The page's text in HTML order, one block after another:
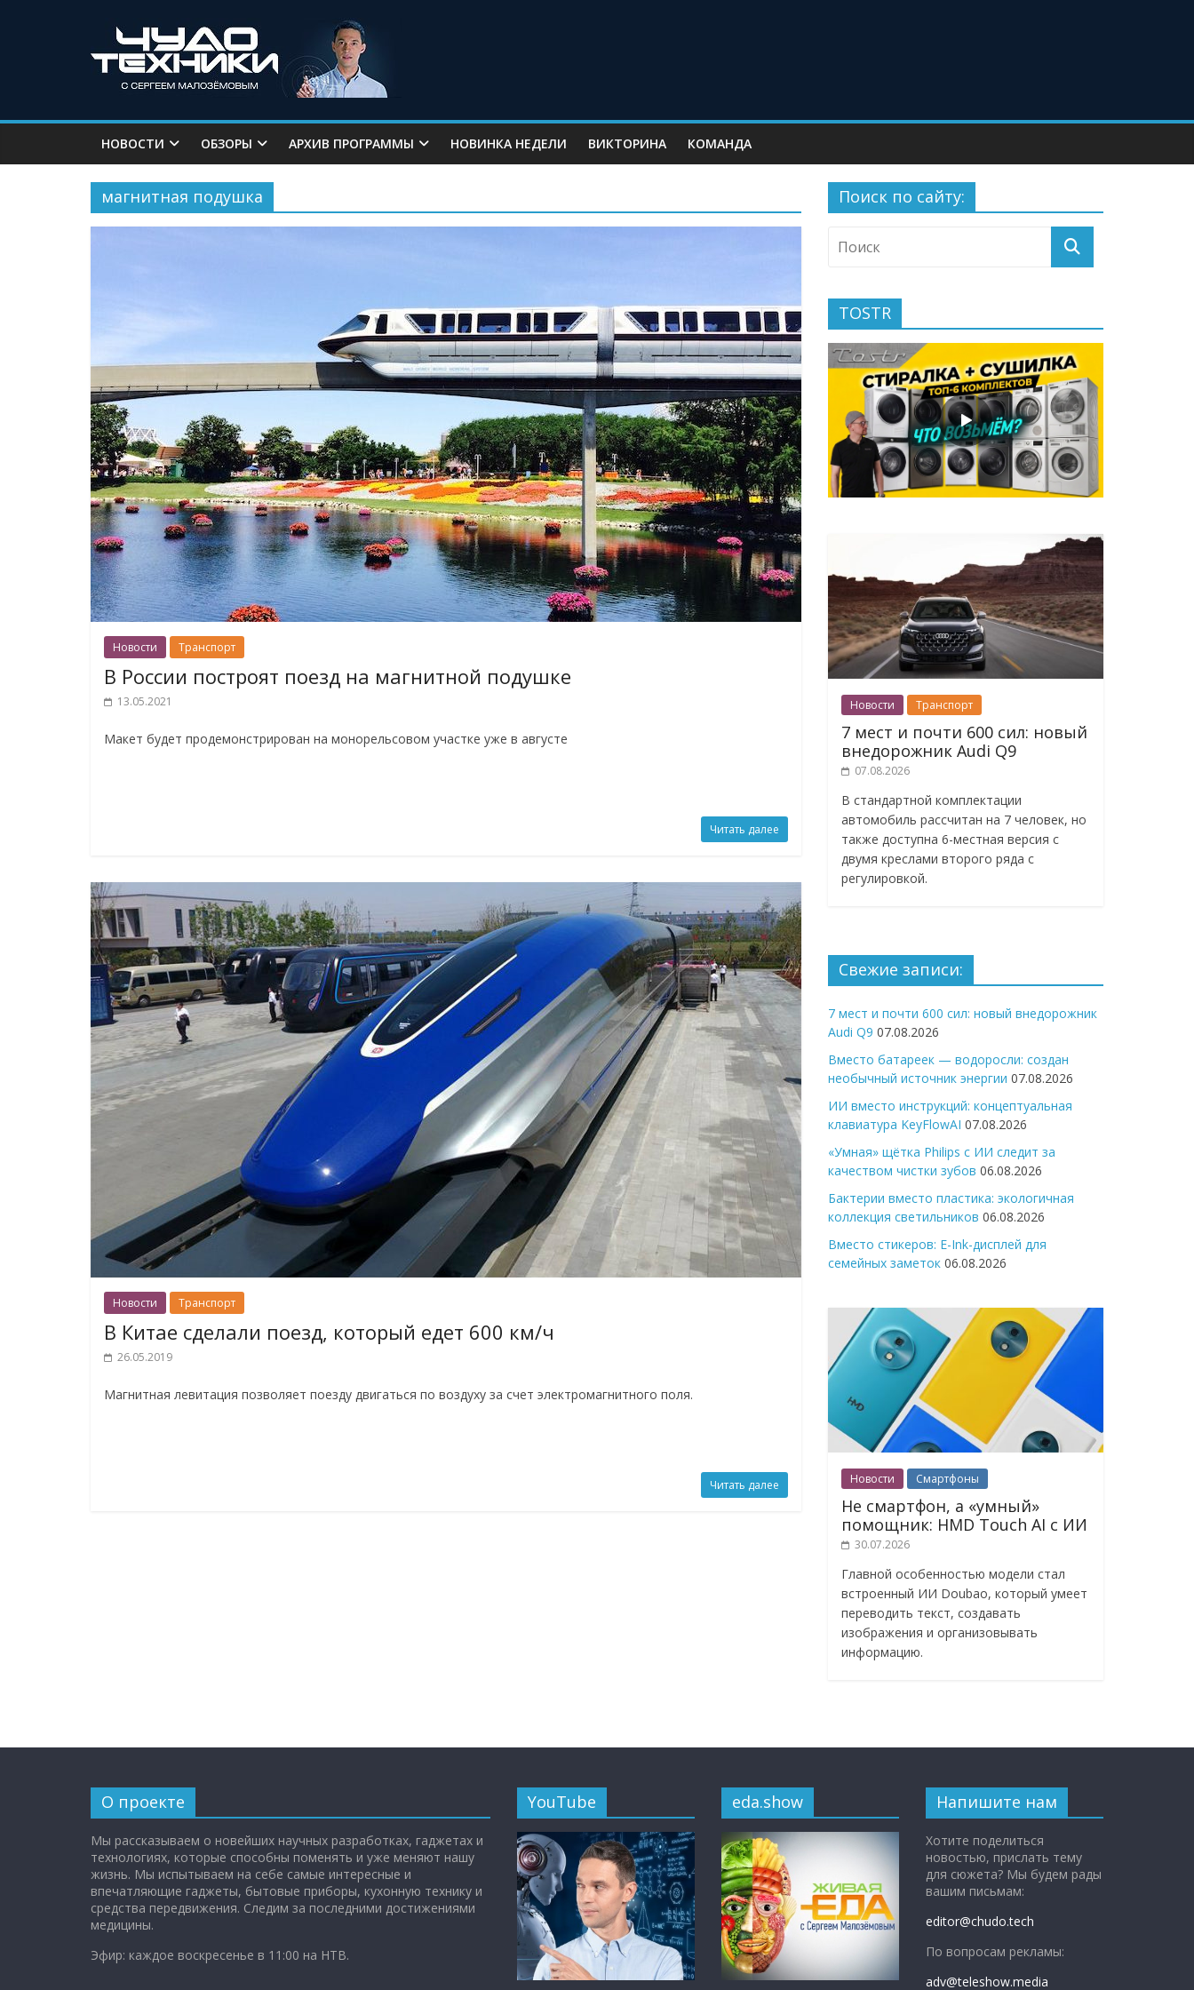
НОВОСТИ ОБЗОРЫ АРХИВ ПРОГРАММЫ НОВИНКА НЕДЕЛИ ВИКТОРИНА КОМАНДА
магнитная подушка
Новости Транспорт
В России построят поезд на магнитной подушке
13.05.2021
Макет будет продемонстрирован на монорельсовом участке уже в августе
Читать далее
Новости Транспорт
В Китае сделали поезд, который едет 600 км/ч
26.05.2019
Магнитная левитация позволяет поезду двигаться по воздуху за счет электромагнитного поля.
Читать далее
Поиск по сайту:
TOSTR
Новости Транспорт
7 мест и почти 600 сил: новый
внедорожник Audi Q9
07.08.2026
В стандартной комплектации
автомобиль рассчитан на 7 человек, но
также доступна 6-местная версия с
двумя креслами второго ряда с
регулировкой.
Свежие записи:
7 мест и почти 600 сил: новый внедорожник
Audi Q9 07.08.2026
Вместо батареек — водоросли: создан
необычный источник энергии 07.08.2026
ИИ вместо инструкций: концептуальная
клавиатура KeyFlowAI 07.08.2026
«Умная» щётка Philips с ИИ следит за
качеством чистки зубов 06.08.2026
Бактерии вместо пластика: экологичная
коллекция светильников 06.08.2026
Вместо стикеров: E-Ink-дисплей для
семейных заметок 06.08.2026
Новости Смартфоны
Не смартфон, а «умный»
помощник: HMD Touch AI с ИИ
30.07.2026
Главной особенностью модели стал
встроенный ИИ Doubao, который умеет
переводить текст, создавать
изображения и организовывать
информацию.
О проекте
Мы рассказываем о новейших научных разработках, гаджетах и
технологиях, которые способны поменять и уже меняют нашу
жизнь. Мы испытываем на себе самые интересные и
впечатляющие гаджеты, бытовые приборы, кухонную технику и
средства передвижения. Следим за последними достижениями
медицины.
Эфир: каждое воскресенье в 11:00 на НТВ.
YouTube eda.show Напишите нам
Хотите поделиться
новостью, прислать тему
для сюжета? Мы будем рады
вашим письмам:
editor@chudo.tech
По вопросам рекламы:
adv@teleshow.media